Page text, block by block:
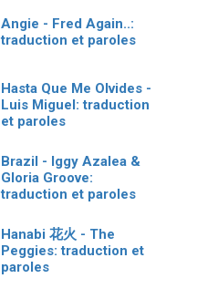
Angie - Fred Again..:
traduction et paroles
Hasta Que Me Olvides -
Luis Miguel: traduction
et paroles
Brazil - Iggy Azalea &
Gloria Groove:
traduction et paroles
Hanabi 花火 - The
Peggies: traduction et
paroles